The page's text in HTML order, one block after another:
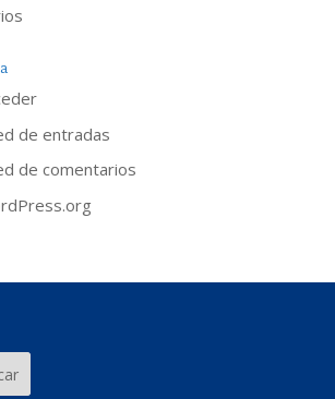
de entradas
de comentarios